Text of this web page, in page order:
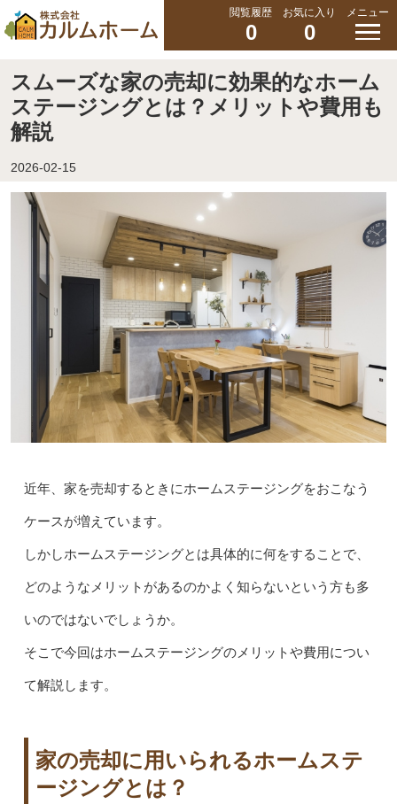
閲覧履歴
0
お気に入り
0
メニュー
スムーズな家の売却に効果的なホーム
ステージングとは？メリットや費用も
解説
2026-02-15
近年、家を売却するときにホームステージングをおこなう
ケースが増えています。
しかしホームステージングとは具体的に何をすることで、
どのようなメリットがあるのかよく知らないという方も多
いのではないでしょうか。
そこで今回はホームステージングのメリットや費用につい
て解説します。
家の売却に用いられるホームステ
ージングとは？